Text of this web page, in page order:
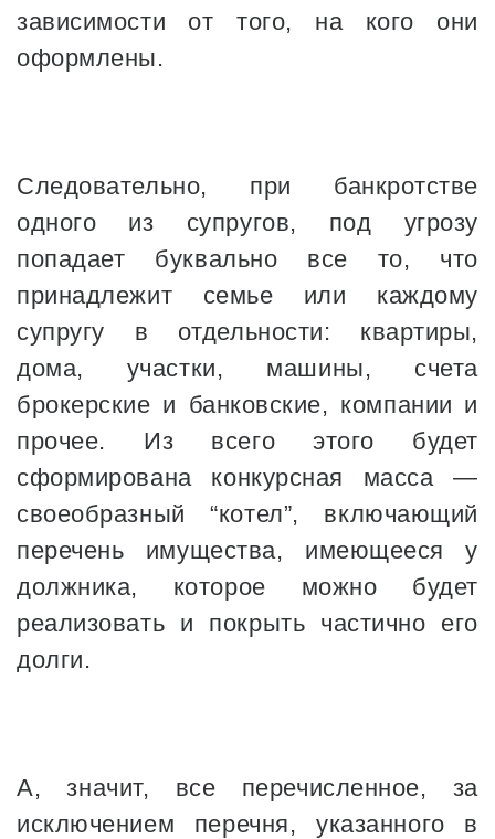
зависимости от того, на кого они
оформлены.
Следовательно, при банкротстве
одного из супругов, под угрозу
попадает буквально все то, что
принадлежит семье или каждому
супругу в отдельности: квартиры,
дома, участки, машины, счета
брокерские и банковские, компании и
прочее. Из всего этого будет
сформирована конкурсная масса —
своеобразный “котел”, включающий
перечень имущества, имеющееся у
должника, которое можно будет
реализовать и покрыть частично его
долги.
А, значит, все перечисленное, за
исключением перечня, указанного в